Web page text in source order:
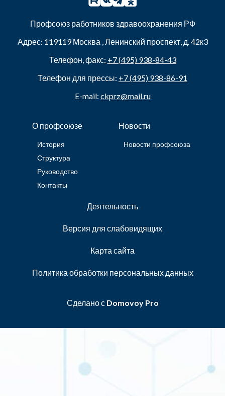
Профсоюз работников здравоохранения РФ
Адрес: 119119Москва ,Ленинский проспект, д. 42к3
Телефон, факс: +7 (495) 938-84-43
Телефон для прессы: +7 (495) 938-86-91
E-mail: ckprz@mail.ru
О профсоюзе
История
Структура
Руководство
Контакты
Новости
Новости профсоюза
Деятельность
Версия для слабовидящих
Карта сайта
Политика обработки персональных данных
Сделано с Domovoy Pro